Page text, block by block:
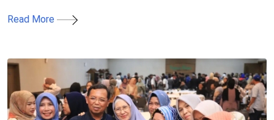
Read More